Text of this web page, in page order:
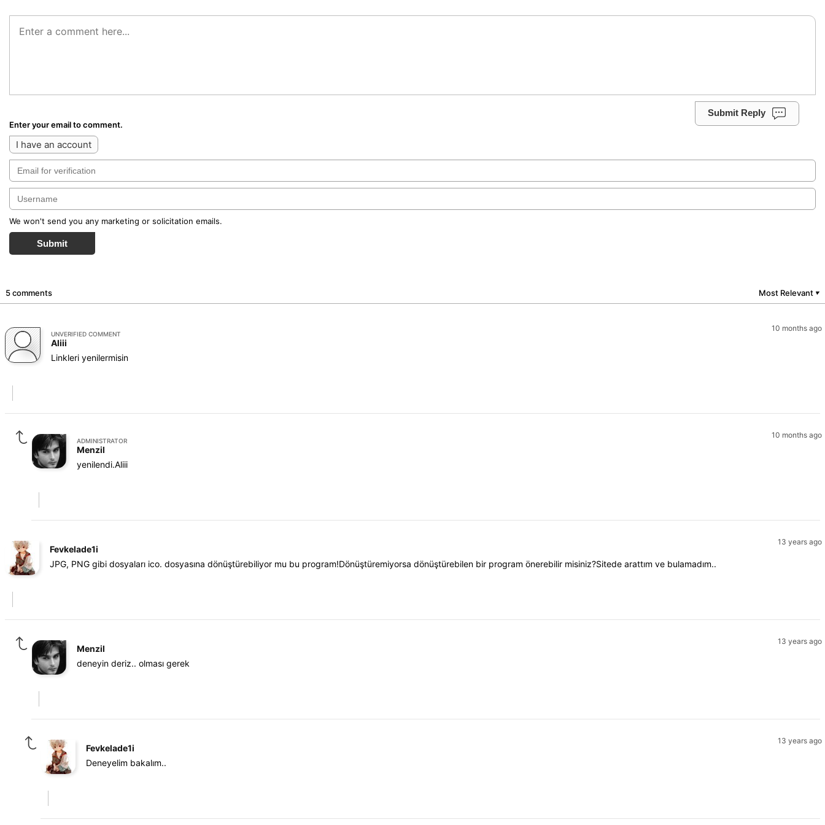
Submit Reply
Enter your email to comment.
I have an account
We won't send you any marketing or solicitation emails.
Submit
5 comments Most Relevant ▼
10 months ago
UNVERIFIED COMMENT
Aliii
Linkleri yenilermisin
10 months ago
ADMINISTRATOR
Menzil
yenilendi.Aliii
13 years ago
Fevkelade1i
JPG, PNG gibi dosyaları ico. dosyasına dönüştürebiliyor mu bu program!Dönüştüremiyorsa dönüştürebilen bir program önerebilir misiniz?Sitede arattım ve bulamadım..
13 years ago
Menzil
deneyin deriz.. olması gerek
13 years ago
Fevkelade1i
Deneyelim bakalım..